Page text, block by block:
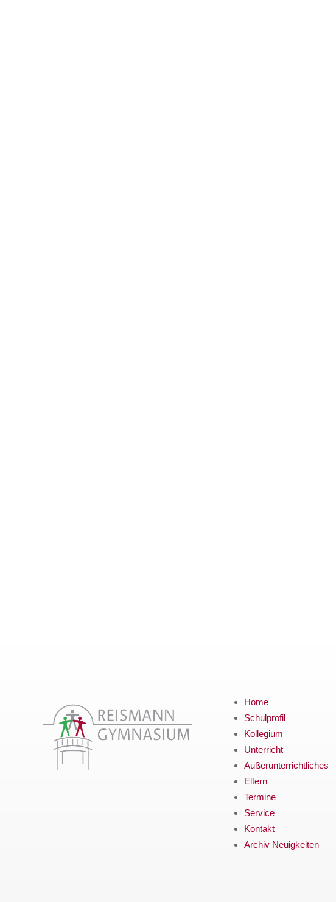
Home
Schulprofil
Kollegium
Unterricht
Außerunterrichtliches
Eltern
Termine
Service
Kontakt
Archiv Neuigkeiten